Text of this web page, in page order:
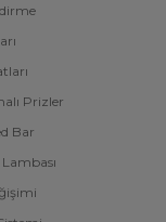
Prizler
Bar